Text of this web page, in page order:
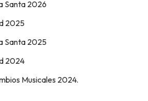
Santa 2026
2025
Santa 2025
2024
Musicales 2024.